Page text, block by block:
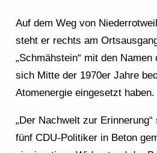
Auf dem Weg von
steht er rechts am
„Schmähstein“ mit den
sich Mitte der 1970er Jahre
Atomenergie eingesetzt haben.
„Der Nachwelt zur
fünf CDU-Politiker in Beton